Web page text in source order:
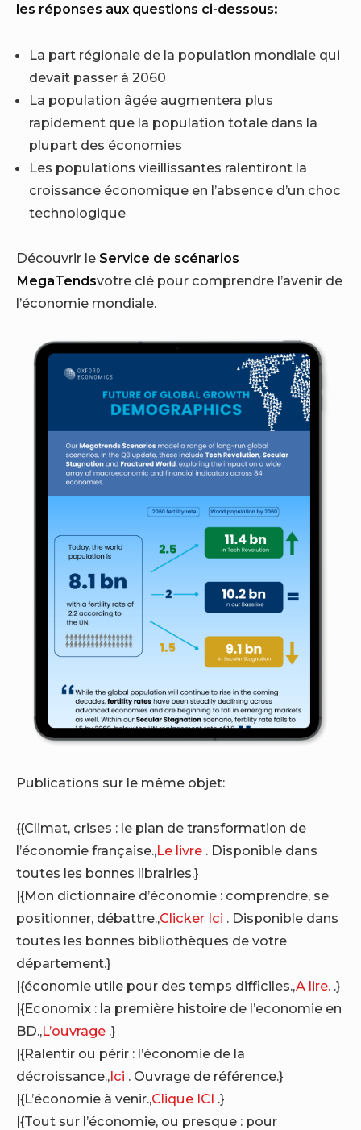
les réponses aux questions ci-dessous:
La part régionale de la population mondiale qui
devait passer à 2060
La population âgée augmentera plus
rapidement que la population totale dans la
plupart des économies
Les populations vieillissantes ralentiront la
croissance économique en l’absence d’un choc
technologique
Découvrir le Service de scénarios
MegaTendsvotre clé pour comprendre l’avenir de
l’économie mondiale.
Publications sur le même objet:
{{Climat, crises : le plan de transformation de
l’économie française.,Le livre . Disponible dans
toutes les bonnes librairies.}
|{Mon dictionnaire d’économie : comprendre, se
positionner, débattre.,Clicker Ici . Disponible dans
toutes les bonnes bibliothèques de votre
département.}
|{économie utile pour des temps difficiles.,A lire. .}
|{Economix : la première histoire de l’economie en
BD.,L’ouvrage .}
|{Ralentir ou périr : l’économie de la
décroissance.,Ici . Ouvrage de référence.}
|{L’économie à venir.,Clique ICI .}
|{Tout sur l’économie, ou presque : pour